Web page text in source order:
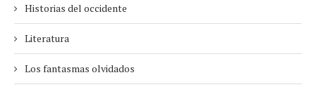
Historias del occidente
Literatura
Los fantasmas olvidados